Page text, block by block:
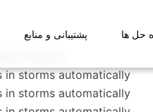
حل ها پشتیبانی و منابع